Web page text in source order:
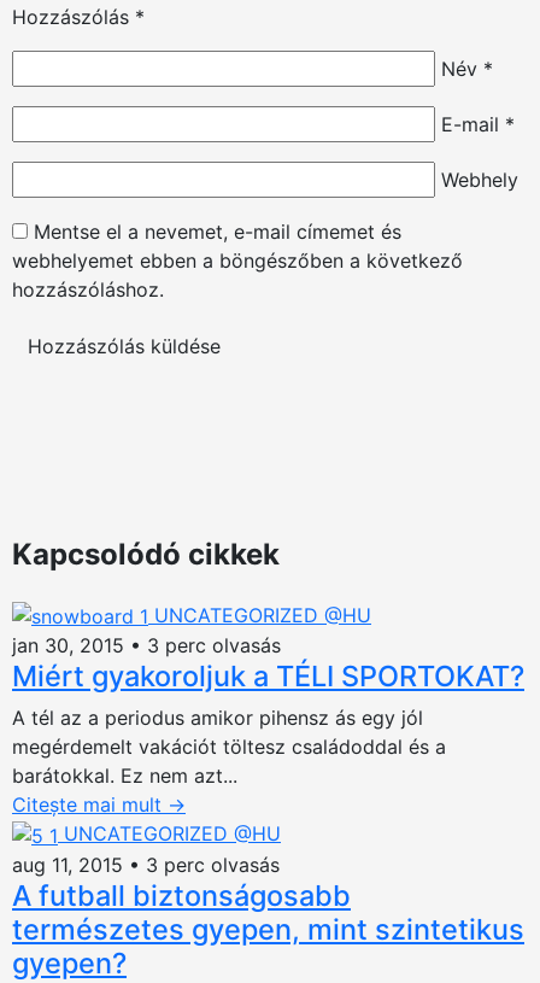
Hozzászólás *
Név *
E-mail *
Webhely
Mentse el a nevemet, e-mail címemet és
webhelyemet ebben a böngészőben a következő
hozzászóláshoz.
Kapcsolódó cikkek
UNCATEGORIZED @HU
jan 30, 2015 • 3 perc olvasás
Miért gyakoroljuk a TÉLI SPORTOKAT?
A tél az a periodus amikor pihensz ás egy jól
megérdemelt vakációt töltesz családoddal és a
barátokkal. Ez nem azt...
Citește mai mult →
UNCATEGORIZED @HU
aug 11, 2015 • 3 perc olvasás
A futball biztonságosabb
természetes gyepen, mint szintetikus
gyepen?